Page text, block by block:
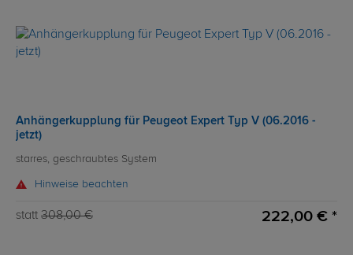
Anhängerkupplung für Peugeot Expert Typ V (06.2016 -
jetzt)
starres, geschraubtes System
Hinweise beachten
statt 308,00 € 222,00 € *